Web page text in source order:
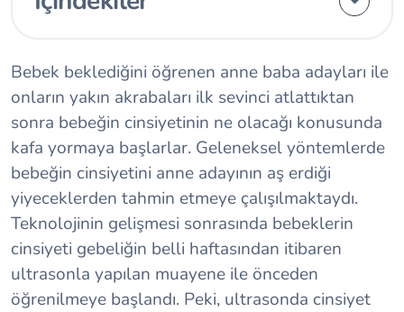
Bebek beklediğini öğrenen anne baba adayları ile
onların yakın akrabaları ilk sevinci atlattıktan
sonra bebeğin cinsiyetinin ne olacağı konusunda
kafa yormaya başlarlar. Geleneksel yöntemlerde
bebeğin cinsiyetini anne adayının aş erdiği
yiyeceklerden tahmin etmeye çalışılmaktaydı.
Teknolojinin gelişmesi sonrasında bebeklerin
cinsiyeti gebeliğin belli haftasından itibaren
ultrasonla yapılan muayene ile önceden
öğrenilmeye başlandı. Peki, ultrasonda cinsiyet